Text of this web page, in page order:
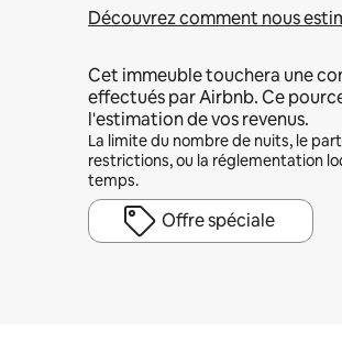
Découvrez comment nous
Cet immeuble touchera une
effectués par Airbnb. Ce
l'estimation de vos revenus.
La limite du nombre de nuits, le
restrictions, ou la réglementation
temps.
Offre spéciale